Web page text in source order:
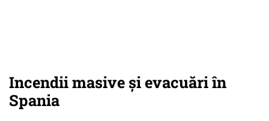
Incendii masive și evacuări în
Spania